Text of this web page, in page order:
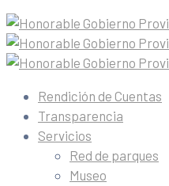
Rendición de Cuentas
Transparencia
Servicios
Red de parques
Museo